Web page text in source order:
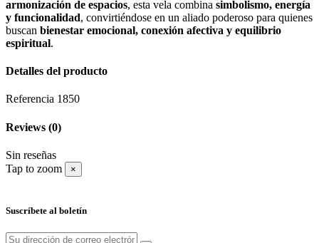
armonización de espacios, esta vela combina simbolismo, energía
y funcionalidad, convirtiéndose en un aliado poderoso para quienes
buscan bienestar emocional, conexión afectiva y equilibrio
espiritual.
Detalles del producto
Referencia 1850
Reviews (0)
Sin reseñas
Tap to zoom
×
Suscríbete al boletín